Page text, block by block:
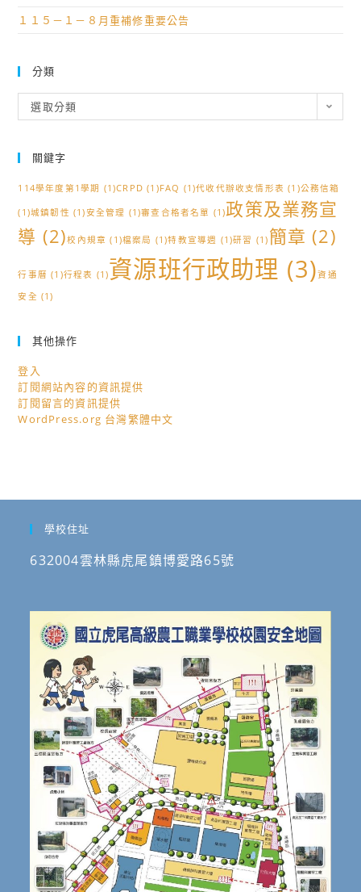
１１５－１－８月重補修重要公告
分類
類
選取分類
關鍵字
114學年度第1學期 (1)CRPD (1)FAQ (1)代收代辦收支情形表 (1)公務信箱
(1)城鎮韌性 (1)安全管理 (1)審查合格者名單 (1)政策及業務宣
導 (2)校內規章 (1)檔案局 (1)特教宣導週 (1)研習 (1) 簡章 (2)
行事曆 (1)行程表 (1)資源班行政助理 (3)資通
安全 (1)
其他操作
登入
訂閱網站內容的資訊提供
訂閱留言的資訊提供
WordPress.org 台灣繁體中文
學校住址
632004雲林縣虎尾鎮博愛路65號